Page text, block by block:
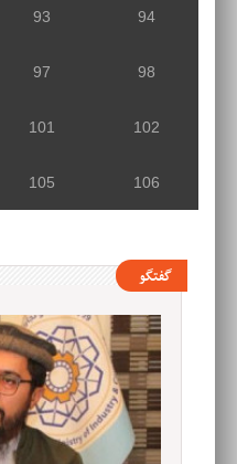
93 94
97 98
101 102
105 106
گفتگو